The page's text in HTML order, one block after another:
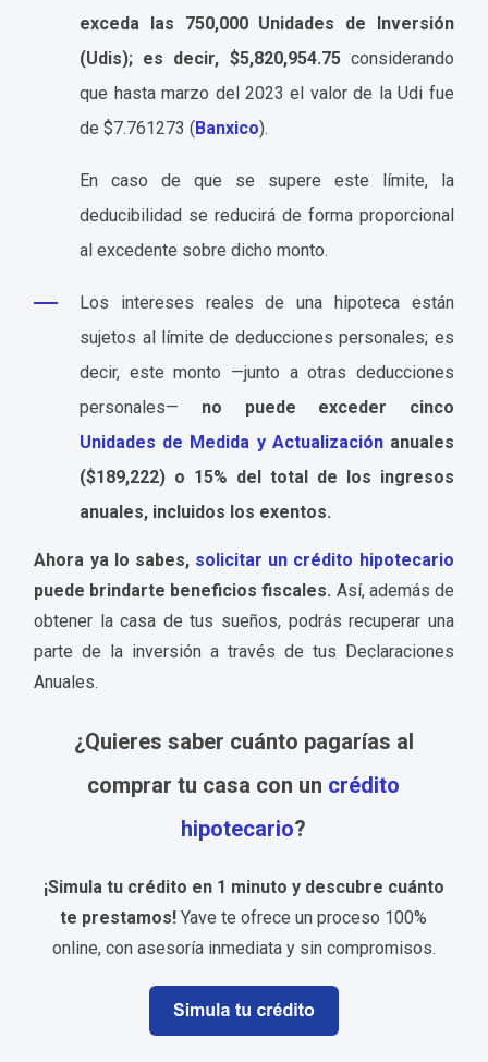
exceda las 750,000 Unidades de Inversión
(Udis); es decir, $5,820,954.75considerando
que hasta marzo del 2023 el valor de la Udi fue
de $7.761273 (Banxico).
En caso de que se supere este límite, la
deducibilidad se reducirá de forma proporcional
al excedente sobre dicho monto.
Los intereses reales de una hipoteca están
sujetos al límite de deducciones personales; es
decir, este monto —junto a otras deducciones
personales— no puede exceder cinco
Unidades de Medida y Actualizaciónanuales
($189,222) o 15% del total de los ingresos
anuales, incluidos los exentos.
Ahora ya lo sabes, solicitar un crédito hipotecario
puede brindarte beneficios fiscales. Así, además de
obtener la casa de tus sueños, podrás recuperar una
parte de la inversión a través de tus Declaraciones
Anuales.
¿Quieres saber cuánto pagarías al
comprar tu casa con un crédito
hipotecario?
¡Simula tu crédito en 1 minuto y descubre cuánto
te prestamos!Yave te ofrece un proceso 100%
online, con asesoría inmediata y sin compromisos